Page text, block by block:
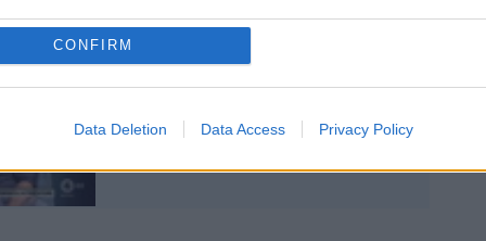
CONFIRM
Data Deletion Data Access Privacy Policy
"Prima un boato poi
sangue ovunque". Il
Modena